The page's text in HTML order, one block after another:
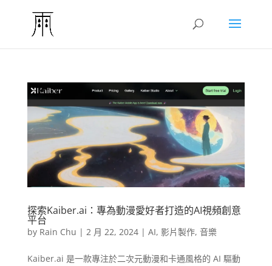
探索Kaiber.ai：專為動漫愛好者打造的AI視頻創意
平台
by Rain Chu | 2 月 22, 2024| AI, 影片製作, 音樂
Kaiber.ai 是一款專注於二次元動漫和卡通風格的 AI 驅動